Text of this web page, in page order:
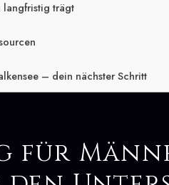
langfristig trägt
– dein nächster Schritt
für